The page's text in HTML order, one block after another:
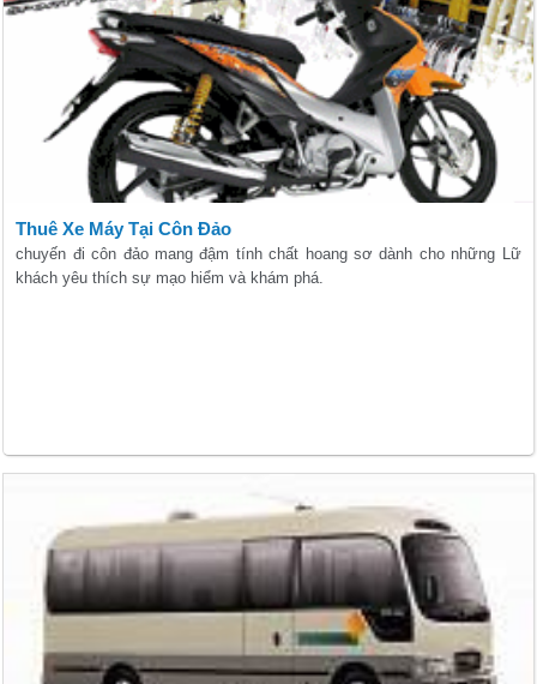
Thuê Xe Máy Tại Côn Đảo
chuyến đi côn đảo mang đậm tính chất hoang sơ dành cho những Lữ
khách yêu thích sự mạo hiểm và khám phá.